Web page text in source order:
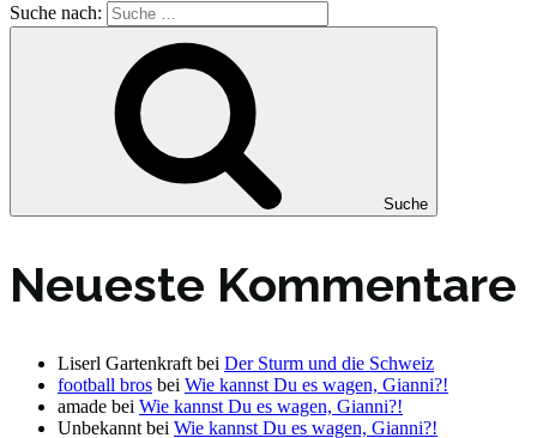
Suche nach:
Suche
Neueste Kommentare
Liserl Gartenkraft bei Der Sturm und die Schweiz
football bros bei Wie kannst Du es wagen, Gianni?!
amade bei Wie kannst Du es wagen, Gianni?!
Unbekannt bei Wie kannst Du es wagen, Gianni?!